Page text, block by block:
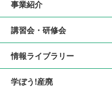
事業紹介
講習会・研修会
情報ライブラリー
学ぼう!産廃